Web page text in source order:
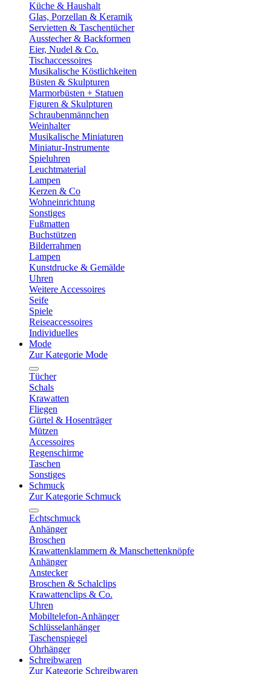
Küche & Haushalt
Glas, Porzellan & Keramik
Servietten & Taschentücher
Ausstecher & Backformen
Eier, Nudel & Co.
Tischaccessoires
Musikalische Köstlichkeiten
Büsten & Skulpturen
Marmorbüsten + Statuen
Figuren & Skulpturen
Schraubenmännchen
Weinhalter
Musikalische Miniaturen
Miniatur-Instrumente
Spieluhren
Leuchtmaterial
Lampen
Kerzen & Co
Wohneinrichtung
Sonstiges
Fußmatten
Buchstützen
Bilderrahmen
Lampen
Kunstdrucke & Gemälde
Uhren
Weitere Accessoires
Seife
Spiele
Reiseaccessoires
Individuelles
Mode
Zur Kategorie Mode
Tücher
Schals
Krawatten
Fliegen
Gürtel & Hosenträger
Mützen
Accessoires
Regenschirme
Taschen
Sonstiges
Schmuck
Zur Kategorie Schmuck
Echtschmuck
Anhänger
Broschen
Krawattenklammern & Manschettenknöpfe
Anhänger
Anstecker
Broschen & Schalclips
Krawattenclips & Co.
Uhren
Mobiltelefon-Anhänger
Schlüsselanhänger
Taschenspiegel
Ohrhänger
Schreibwaren
Zur Kategorie Schreibwaren